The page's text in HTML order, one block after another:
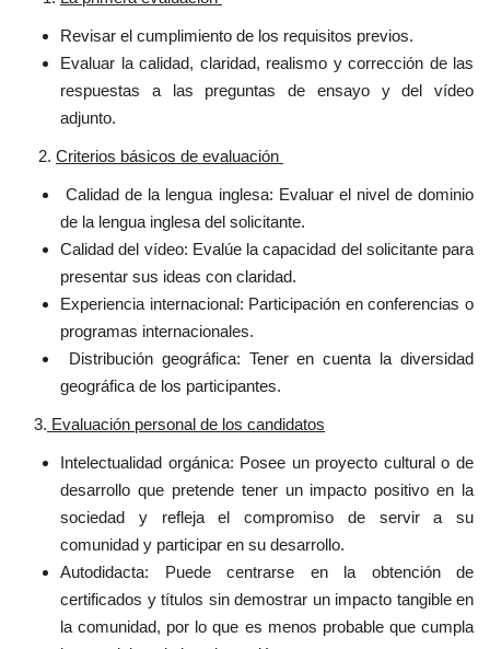
Revisar el cumplimiento de los requisitos previos.
Evaluar la calidad, claridad, realismo y corrección de las
respuestas a las preguntas de ensayo y del vídeo
adjunto.
2. Criterios básicos de evaluación
Calidad de la lengua inglesa: Evaluar el nivel de dominio
de la lengua inglesa del solicitante.
Calidad del vídeo: Evalúe la capacidad del solicitante para
presentar sus ideas con claridad.
Experiencia internacional: Participación en conferencias o
programas internacionales.
Distribución geográfica: Tener en cuenta la diversidad
geográfica de los participantes.
3. Evaluación personal de los candidatos
Intelectualidad orgánica: Posee un proyecto cultural o de
desarrollo que pretende tener un impacto positivo en la
sociedad y refleja el compromiso de servir a su
comunidad y participar en su desarrollo.
Autodidacta: Puede centrarse en la obtención de
certificados y títulos sin demostrar un impacto tangible en
la comunidad, por lo que es menos probable que cumpla